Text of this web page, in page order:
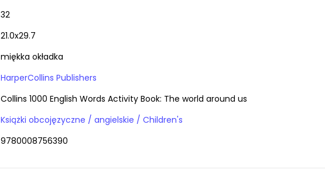
32
21.0x29.7
miękka okładka
HarperCollins Publishers
Collins 1000 English Words Activity Book: The world around us
Książki obcojęzyczne / angielskie / Children's
9780008756390